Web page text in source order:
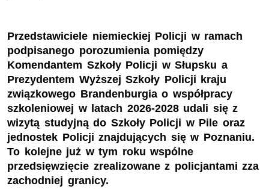
Przedstawiciele niemieckiej Policji w ramach
podpisanego porozumienia pomiędzy
Komendantem Szkoły Policji w Słupsku a
Prezydentem Wyższej Szkoły Policji kraju
związkowego Brandenburgia o współpracy
szkoleniowej w latach 2026-2028 udali się z
wizytą studyjną do Szkoły Policji w Pile oraz
jednostek Policji znajdujących się w Poznaniu.
To kolejne już w tym roku wspólne
przedsięwzięcie zrealizowane z policjantami zza
zachodniej granicy.